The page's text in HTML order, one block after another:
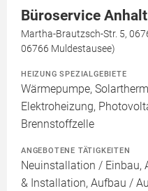
Büroservice Anhalt
Martha-Brautzsch-Str. 5,
06766 Muldestausee)
HEIZUNG SPEZIALGEBIETE
Wärmepumpe,
Elektroheizung,
Brennstoffzelle
ANGEBOTENE TÄTIGKEITEN
Neuinstallation / Einbau,
& Installation, Aufbau /